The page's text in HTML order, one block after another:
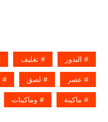
البذور تغليف
عصر لصق
ماكينة وماكينات